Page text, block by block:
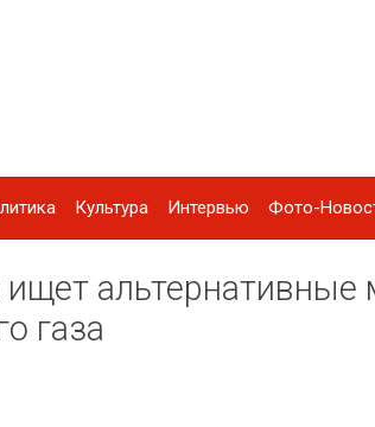
Культура Интервью Фото-
ищет
газа